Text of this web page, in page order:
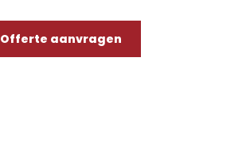
Offerte aanvragen